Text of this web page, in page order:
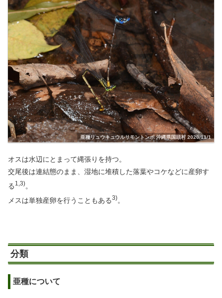
亜種リュウキュウルリモントンボ 沖縄県国頭村 2020/11/1
オスは水辺にとまって縄張りを持つ。
交尾後は連結態のまま、湿地に堆積した落葉やコケなどに産卵す
る 1,3)。
メスは単独産卵を行うこともある3)。
分類
亜種について